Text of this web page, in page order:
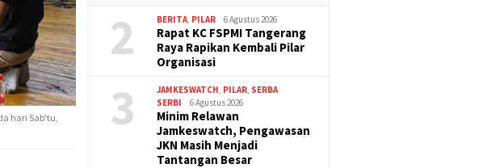
hari Sab'tu,
2 BERITA PILAR 6 Agustus 2026
Rapat KC FSPMI Tangerang
Raya Rapikan Kembali Pilar
Organisasi
3 JAMKESWATCH PILAR SERBA
SERBI
6 Agustus 2026
Minim Relawan
Jamkeswatch, Pengawasan
JKN Masih Menjadi
Tantangan Besar